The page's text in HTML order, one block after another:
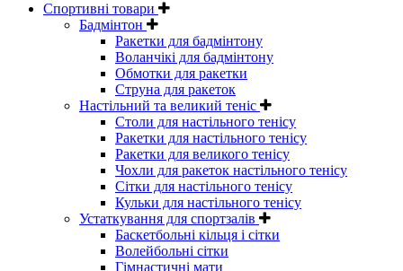
Спортивні товари
Бадмінтон
Ракетки для бадмінтону
Воланчікі для бадмінтону
Обмотки для ракетки
Струна для ракеток
Настільний та великий теніс
Столи для настільного тенісу
Ракетки для настільного тенісу
Ракетки для великого тенісу
Чохли для ракеток настільного тенісу
Сітки для настільного тенісу
Кульки для настільного тенісу
Устаткування для спортзалів
Баскетбольні кільця і сітки
Волейбольні сітки
Гімнастичні мати